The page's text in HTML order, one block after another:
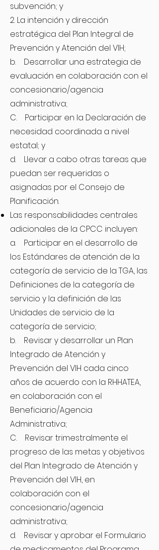
subvención; y
2. La intención y dirección
estratégica del Plan Integral de
Prevención y Atención del VIH;
b. Desarrollar una estrategia de
evaluación en colaboración con el
concesionario/agencia
administrativa;
C. Participar en la Declaración de
necesidad coordinada a nivel
estatal; y
d. Llevar a cabo otras tareas que
puedan ser requeridas o
asignadas por el Consejo de
Planificación.
Las responsabilidades centrales
adicionales de la CPCC incluyen:
a. Participar en el desarrollo de
los Estándares de atención de la
categoría de servicio de la TGA, las
Definiciones de la categoría de
servicio y la definición de las
Unidades de servicio de la
categoría de servicio;
b. Revisar y desarrollar un Plan
Integrado de Atención y
Prevención del VIH cada cinco
años de acuerdo con la RHHATEA,
en colaboración con el
Beneficiario/Agencia
Administrativa;
C. Revisar trimestralmente el
progreso de las metas y objetivos
del Plan Integrado de Atención y
Prevención del VIH, en
colaboración con el
concesionario/agencia
administrativa;
d. Revisar y aprobar el Formulario